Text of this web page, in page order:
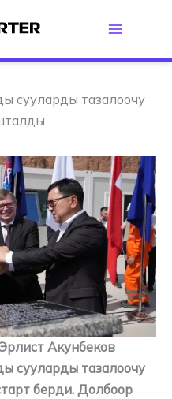
сууларды тазалоочу
Акунбеков
сууларды тазалоочу
берди. Долбоор